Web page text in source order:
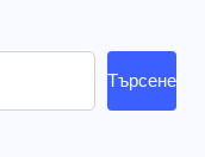
Търсене